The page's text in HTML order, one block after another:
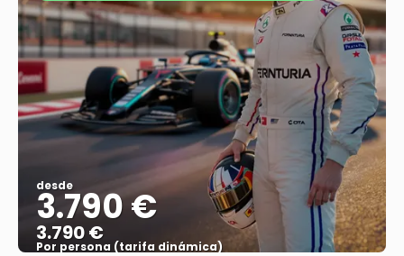
desde
3.790 €
3.790 €
Por persona (tarifa dinámica)